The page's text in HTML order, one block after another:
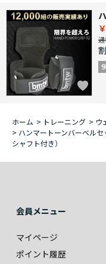
ホーム > トレーニング > ウ
> ハンマートーンバーベル
シャフト付き）
会員メニュー
マイページ
ポイント履歴